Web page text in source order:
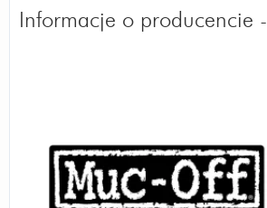
Informacje o producencie -